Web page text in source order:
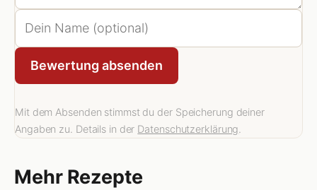
Bewertung absenden
Mit dem Absenden stimmst du der Speicherung deiner
Angaben zu. Details in der Datenschutzerklärung
Mehr Rezepte